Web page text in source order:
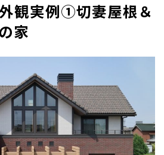
観実例①切妻屋根＆
家